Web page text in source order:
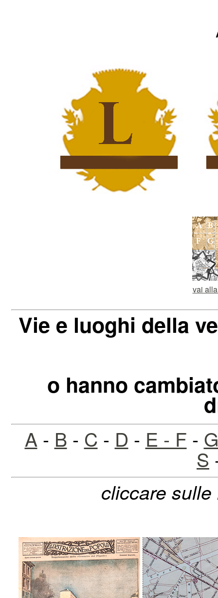
vai
Vie e luoghi della
o hanno
A - B - C - D - E - F -
S
cliccare